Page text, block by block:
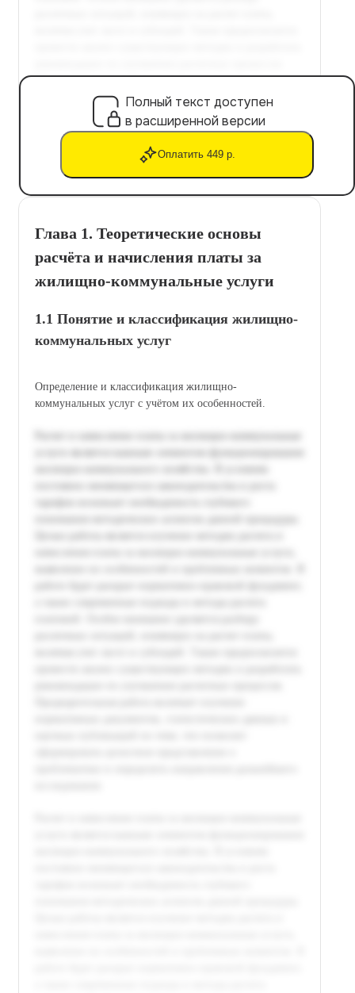
Полный текст доступен
в расширенной версии
Оплатить 449 р.
Глава 1. Теоретические основы
расчёта и начисления платы за
жилищно-коммунальные услуги
1.1 Понятие и классификация жилищно-
коммунальных услуг
Определение и классификация жилищно-
коммунальных услуг с учётом их особенностей.